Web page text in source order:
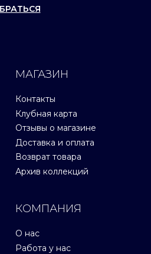
МАГАЗИН
Контакты
Клубная карта
Отзывы о магазине
Доставка и оплата
Возврат товара
Архив коллекций
КОМПАНИЯ
О нас
Работа у нас